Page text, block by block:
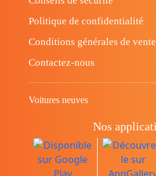
Politique de confidentialité
Conditions générales de vente
Contactez-nous
Voitures neuves
Nos